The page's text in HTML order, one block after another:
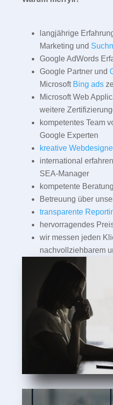
langjährige
Marketing und
Google AdWords
Google Partner und
Microsoft Bing ads
Microsoft Web
weitere
kompetentes Team
Google Experten
kreative
international
SEA-Manager
kompetente Beratung
Betreuung über
transparente
hervorragendes
wir messen jeden
nachvollziehbarem